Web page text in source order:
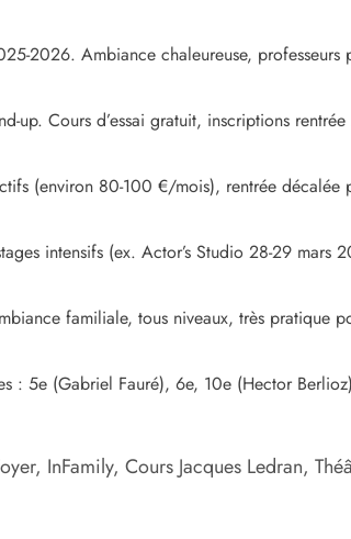
2026. Ambiance chaleureuse,
up. Cours d’essai gratuit, inscriptions
(environ 80-100 €/mois), rentrée décalée
intensifs (ex. Actor’s Studio 28-29
familiale, tous niveaux, très pratique
: 5e (Gabriel Fauré), 6e, 10e (Hector
InFamily, Cours Jacques Ledran,